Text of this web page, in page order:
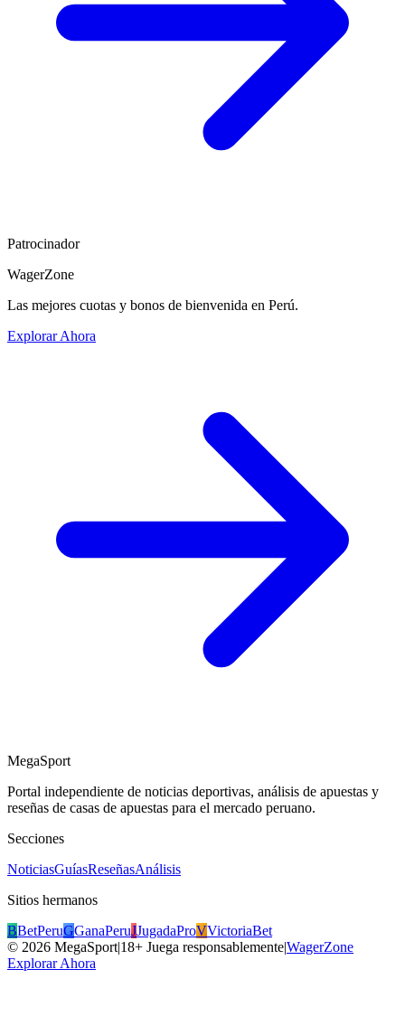
Patrocinador
WagerZone
Las mejores cuotas y bonos de bienvenida en Perú.
Explorar Ahora
MegaSport
Portal independiente de noticias deportivas, análisis de apuestas y
reseñas de casas de apuestas para el mercado peruano.
Secciones
NoticiasGuíasReseñasAnálisis
Sitios hermanos
BBetPeruGGanaPeruJJugadaProVVictoriaBet
© 2026 MegaSport|18+ Juega responsablemente|WagerZone
Explorar Ahora